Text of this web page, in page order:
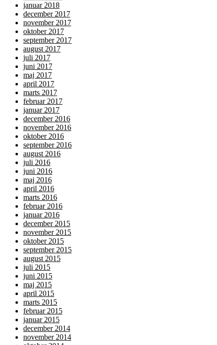
januar 2018
december 2017
november 2017
oktober 2017
september 2017
august 2017
juli 2017
juni 2017
maj 2017
april 2017
marts 2017
februar 2017
januar 2017
december 2016
november 2016
oktober 2016
september 2016
august 2016
juli 2016
juni 2016
maj 2016
april 2016
marts 2016
februar 2016
januar 2016
december 2015
november 2015
oktober 2015
september 2015
august 2015
juli 2015
juni 2015
maj 2015
april 2015
marts 2015
februar 2015
januar 2015
december 2014
november 2014